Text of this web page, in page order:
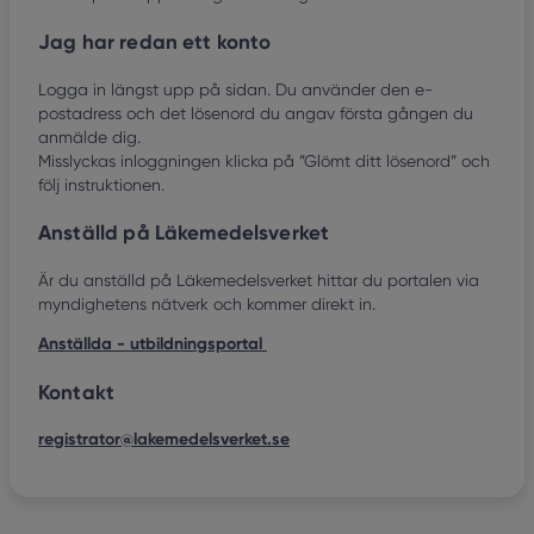
Jag har redan ett konto
Logga in längst upp på sidan. Du använder den e-
postadress och det lösenord du angav första gången du
anmälde dig.
Misslyckas inloggningen klicka på ”Glömt ditt lösenord” och
följ instruktionen.
Anställd på Läkemedelsverket
Är du anställd på Läkemedelsverket hittar du portalen via
myndighetens nätverk och kommer direkt in.
Anställda - utbildningsportal
Kontakt
registrator@lakemedelsverket.se